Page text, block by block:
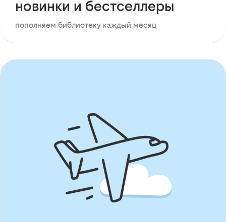
новинки и бестселлеры
пополняем библиотеку каждый месяц